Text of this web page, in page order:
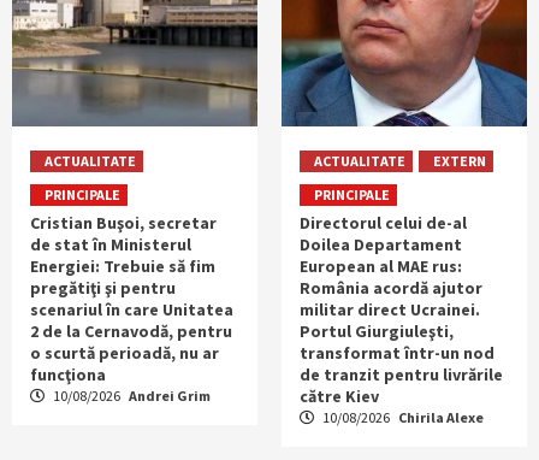
ACTUALITATE
PRINCIPALE
Cristian Buşoi, secretar
de stat în Ministerul
Energiei: Trebuie să fim
pregătiţi şi pentru
scenariul în care Unitatea
2 de la Cernavodă, pentru
o scurtă perioadă, nu ar
funcţiona
10/08/2026 Andrei Grim
ACTUALITATE
EXTERN
PRINCIPALE
Directorul celui de-al
Doilea Departament
European al MAE rus:
România acordă ajutor
militar direct Ucrainei.
Portul Giurgiuleşti,
transformat într-un nod
de tranzit pentru livrările
către Kiev
10/08/2026 Chirila Alexe